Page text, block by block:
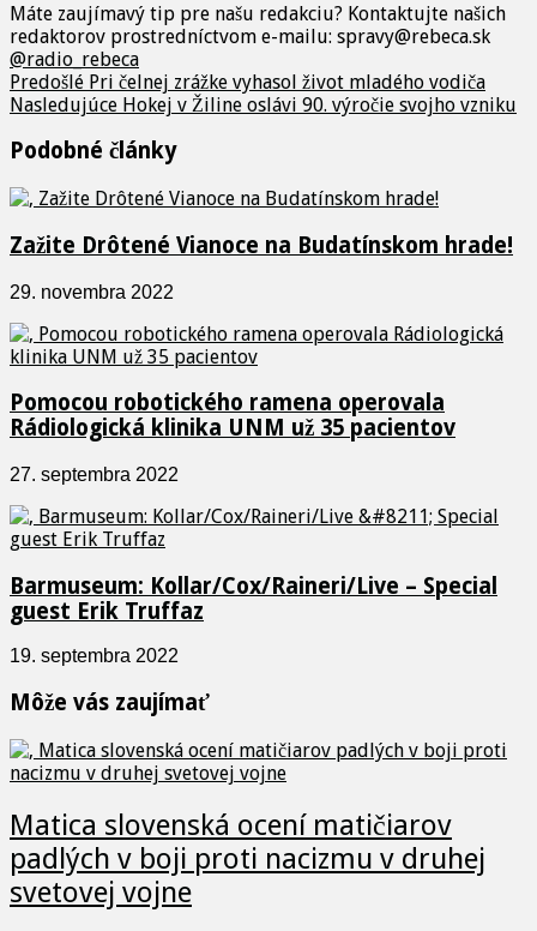
Máte zaujímavý tip pre našu redakciu? Kontaktujte našich
redaktorov prostredníctvom e-mailu: spravy@rebeca.sk
@radio_rebeca
Predošlé Pri čelnej zrážke vyhasol život mladého vodiča
Nasledujúce Hokej v Žiline oslávi 90. výročie svojho vzniku
Podobné články
Zažite Drôtené Vianoce na Budatínskom hrade!
29. novembra 2022
Pomocou robotického ramena operovala
Rádiologická klinika UNM už 35 pacientov
27. septembra 2022
Barmuseum: Kollar/Cox/Raineri/Live – Special
guest Erik Truffaz
19. septembra 2022
Môže vás zaujímať
Matica slovenská ocení matičiarov
padlých v boji proti nacizmu v druhej
svetovej vojne